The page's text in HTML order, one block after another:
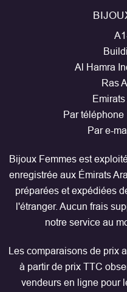
Al Hamra
Ras
Par téléphone
Par e-
Bijoux Femmes est
enregistrée aux Émirats
préparées et expédiées
l'étranger. Aucun frais
notre service au
Les comparaisons de prix
à partir de prix TTC
vendeurs en ligne pour